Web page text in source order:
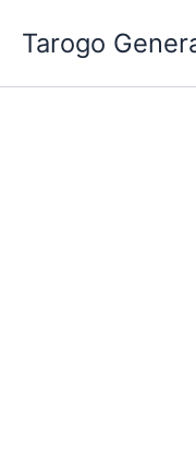
要
Tarogo